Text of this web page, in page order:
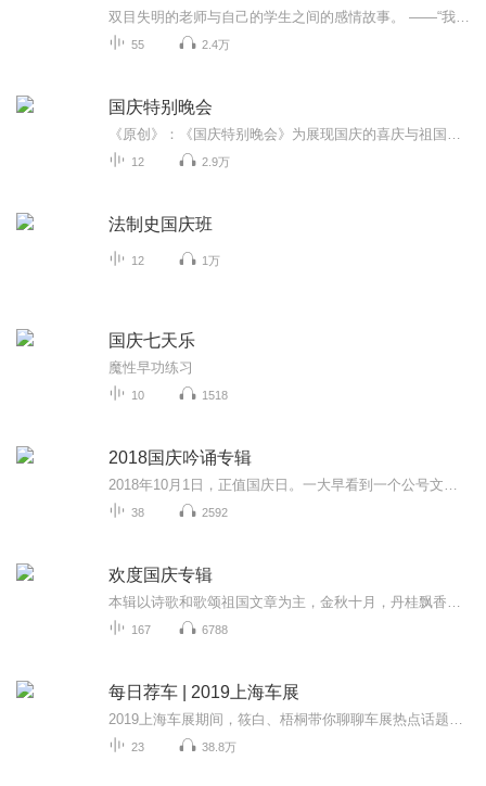
55 2.4万
国庆特别晚会
12 2.9万
法制史国庆班
12 1万
国庆七天乐
魔性早功练习
10 1518
2018国庆吟诵专辑
38 2592
欢度国庆专辑
167 6788
每日荐车 | 2019上海车展
23 38.8万